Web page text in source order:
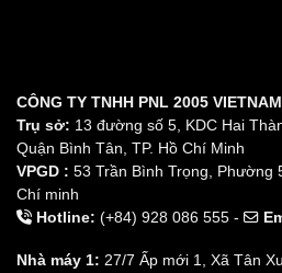
CÔNG TY TNHH PNL 2005 VIETNAM
Trụ sở: 13 đường số 5, KDC Hai
Quận Bình Tân, TP. Hồ Chí Minh
VPGD : 53 Trần Bình Trọng, Phường
Chí minh
Hotline: (+84) 928 086 555 -
Nhà máy 1: 27/7 Ấp mới 1, Xã Tân